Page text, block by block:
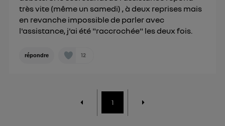
très vite (même un samedi) , à deux reprises mais
en revanche impossible de parler avec
l'assistance, j'ai été "raccrochée" les deux fois.
répondre 12
1